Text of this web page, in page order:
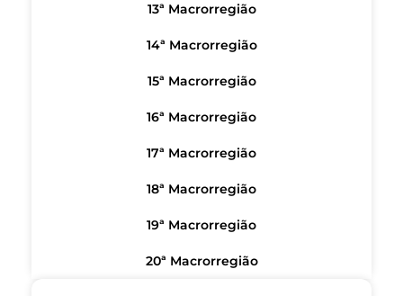
13ª Macrorregião
14ª Macrorregião
15ª Macrorregião
16ª Macrorregião
17ª Macrorregião
18ª Macrorregião
19ª Macrorregião
20ª Macrorregião